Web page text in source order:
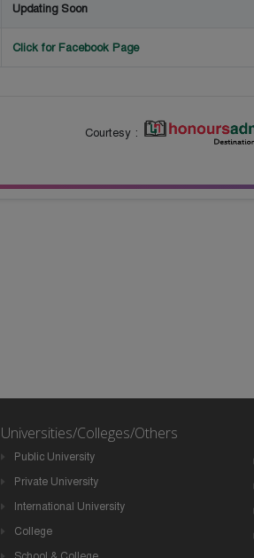
Updating Soon
Click for Facebook Page
Courtesy :
Universities/Colleges/Others
Public University
Private University
International University
College